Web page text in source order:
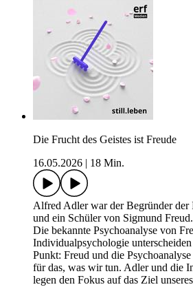
Die Frucht des Geistes ist Freude
16.05.2026
18 Min.
Alfred Adler war der Begründer
und ein Schüler von Sigmund Freud.
Die bekannte Psychoanalyse von
Individualpsychologie
Punkt: Freud und die
für das, was wir tun. Adler und die
legen den Fokus auf das Ziel